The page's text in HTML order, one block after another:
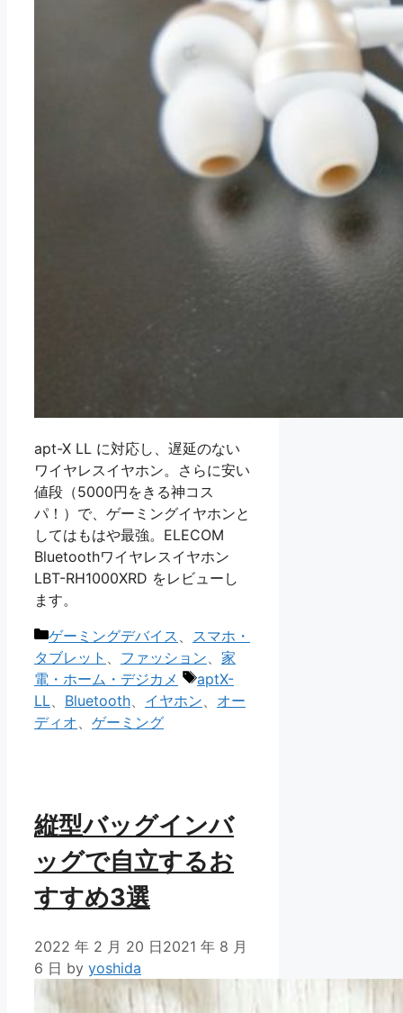
apt-X LL に対応し、遅延のない
ワイヤレスイヤホン。さらに安い
値段（5000円をきる神コス
パ！）で、ゲーミングイヤホンと
してはもはや最強。ELECOM
Bluetoothワイヤレスイヤホン
LBT-RH1000XRD をレビューし
ます。
カ
テ
ゴ
リ
ー
ゲーミングデバイス 、 スマホ・
タブレット 、 ファッション、 家
電・ホーム・デジカメ
タ
グ
aptX-
LL、 Bluetooth、 イヤホン、 オー
ディオ、 ゲーミング
縦型バッグインバ
ッグで自立するお
すすめ3選
2022 年 2 月 20 日2021 年 8 月
6 日 by yoshida